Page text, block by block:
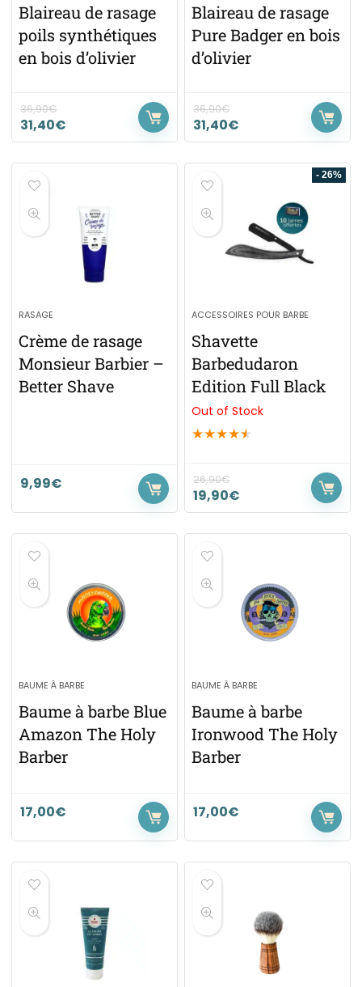
Blaireau de rasage
poils synthétiques
en bois d’olivier
36,90€
31,40€
Blaireau de rasage
Pure Badger en bois
d’olivier
36,90€
31,40€
RASAGE
Crème de rasage
Monsieur Barbier –
Better Shave
9,99€
- 26%
ACCESSOIRES POUR BARBE
Shavette
Barbedudaron
Edition Full Black
Out of Stock
★★★★★
26,90€
19,90€
BAUME À BARBE
Baume à barbe Blue
Amazon The Holy
Barber
17,00€
BAUME À BARBE
Baume à barbe
Ironwood The Holy
Barber
17,00€